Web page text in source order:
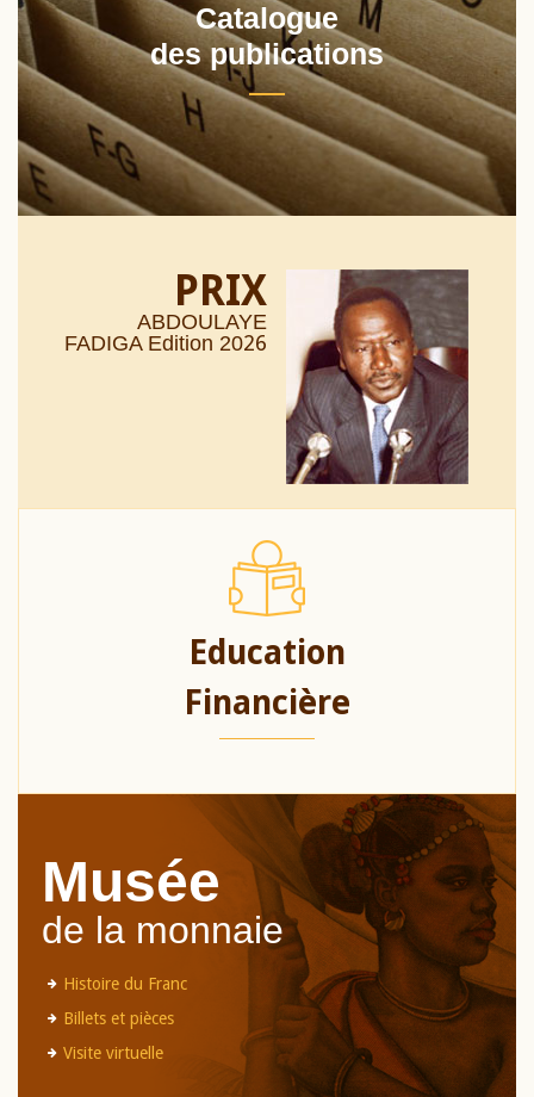
Catalogue
des publications
PRIX
ABDOULAYE
FADIGA Edition 2026
Education
Financière
Musée
de la monnaie
Histoire du Franc
Billets et pièces
Visite virtuelle